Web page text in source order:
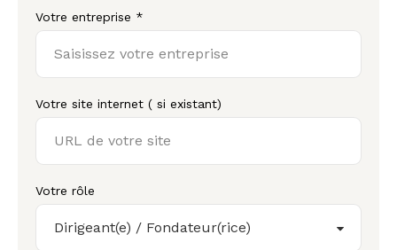
Votre entreprise *
Votre site internet ( si existant)
Votre rôle